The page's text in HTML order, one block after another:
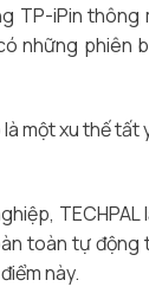
TP-iPin
những phiên
một xu thế tất
toàn tự động
này.